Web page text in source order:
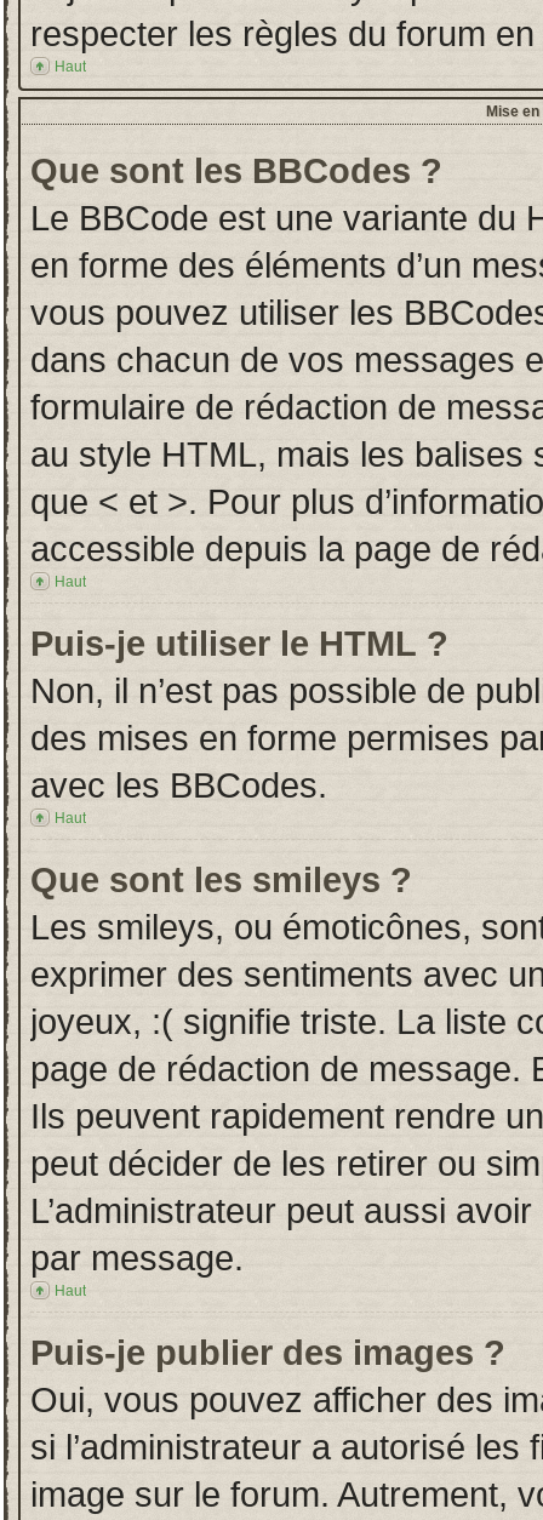
respecter les règles du forum
Haut
Mise
Que sont les BBCodes ?
Le BBCode est une variante du
en forme des éléments d’un
vous pouvez utiliser les
dans chacun de vos messages
formulaire de rédaction de
au style HTML, mais les
que < et >. Pour plus
accessible depuis la page de
Haut
Puis-je utiliser le HTML ?
Non, il n’est pas possible de
des mises en forme permises
avec les BBCodes.
Haut
Que sont les smileys ?
Les smileys, ou émoticônes,
exprimer des sentiments avec
joyeux, :( signifie triste. La liste
page de rédaction de message.
Ils peuvent rapidement rendre
peut décider de les retirer ou
L’administrateur peut aussi
par message.
Haut
Puis-je publier des images ?
Oui, vous pouvez afficher des
si l’administrateur a autorisé
image sur le forum. Autrement,